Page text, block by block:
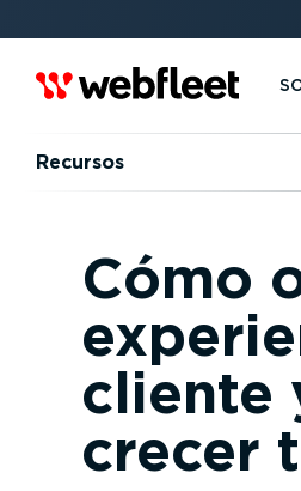
Recursos
Cómo
cliente
crecer